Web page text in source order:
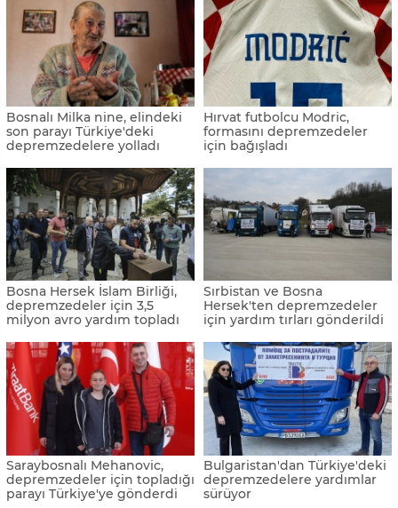
Bosnalı Milka nine, elindeki
son parayı Türkiye'deki
depremzedelere yolladı
Hırvat futbolcu Modric,
formasını depremzedeler
için bağışladı
Bosna Hersek İslam Birliği,
depremzedeler için 3,5
milyon avro yardım topladı
Sırbistan ve Bosna
Hersek'ten depremzedeler
için yardım tırları gönderildi
Saraybosnalı Mehanovic,
depremzedeler için topladığı
parayı Türkiye'ye gönderdi
Bulgaristan'dan Türkiye'deki
depremzedelere yardımlar
sürüyor